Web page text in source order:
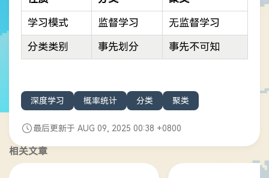
学习模式
监督学习
无监督学习
分类类别
事先划分 事先不可知
深度学习 概率统计 分类 聚类
最后更新于 AUG 09, 2025 00:38 +0800
相关文章